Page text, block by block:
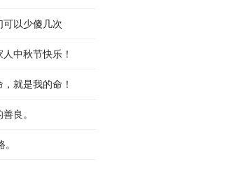
以少傻几次
中秋节快乐​！​
就是我的命！
良。